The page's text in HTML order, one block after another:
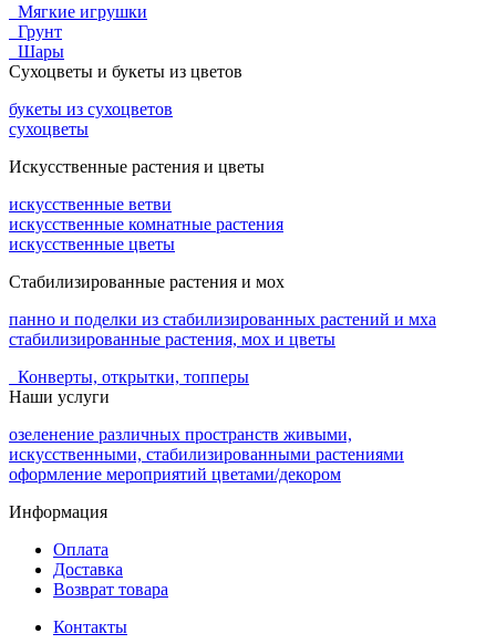
Мягкие игрушки
Грунт
Шары
Сухоцветы и букеты из цветов
букеты из сухоцветов
сухоцветы
Искусственные растения и цветы
искусственные ветви
искусственные комнатные растения
искусственные цветы
Стабилизированные растения и мох
панно и поделки из стабилизированных растений и мха
стабилизированные растения, мох и цветы
Конверты, открытки, топперы
Наши услуги
озеленение различных пространств живыми,
искусственными, стабилизированными растениями
оформление мероприятий цветами/декором
Информация
Оплата
Доставка
Возврат товара
Контакты